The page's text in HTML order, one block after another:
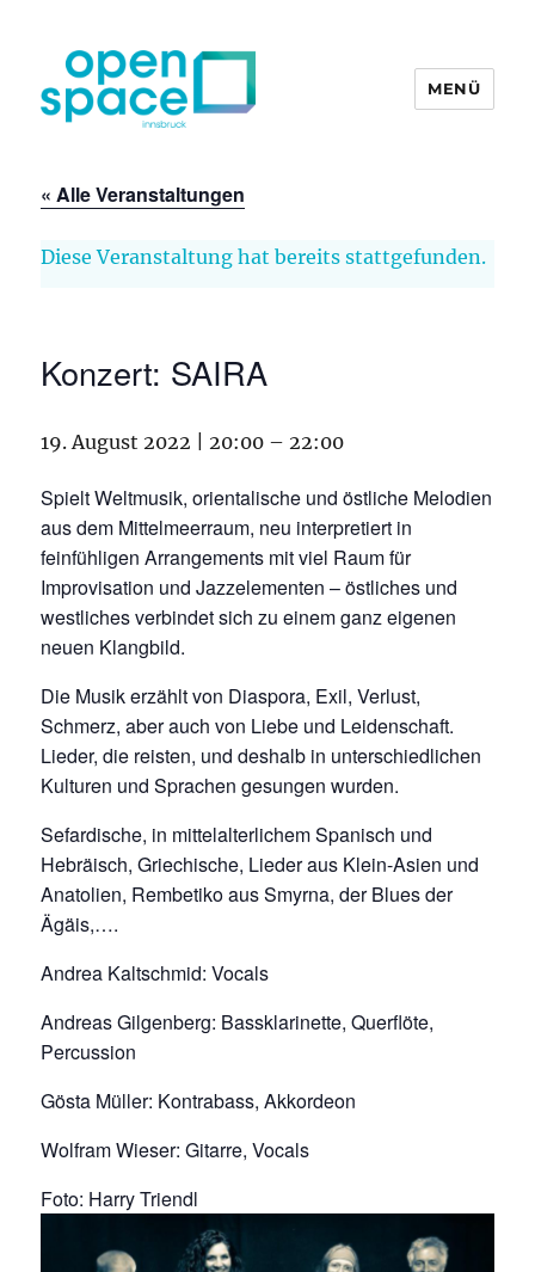
MENÜ
« Alle Veranstaltungen
Diese Veranstaltung hat bereits stattgefunden.
Konzert: SAIRA
19. August 2022 | 20:00 –22:00
Spielt Weltmusik, orientalische und östliche Melodien
aus dem Mittelmeerraum, neu interpretiert in
feinfühligen Arrangements mit viel Raum für
Improvisation und Jazzelementen – östliches und
westliches verbindet sich zu einem ganz eigenen
neuen Klangbild.
Die Musik erzählt von Diaspora, Exil, Verlust,
Schmerz, aber auch von Liebe und Leidenschaft.
Lieder, die reisten, und deshalb in unterschiedlichen
Kulturen und Sprachen gesungen wurden.
Sefardische, in mittelalterlichem Spanisch und
Hebräisch, Griechische, Lieder aus Klein-Asien und
Anatolien, Rembetiko aus Smyrna, der Blues der
Ägäis,….
Andrea Kaltschmid: Vocals
Andreas Gilgenberg: Bassklarinette, Querflöte,
Percussion
Gösta Müller: Kontrabass, Akkordeon
Wolfram Wieser: Gitarre, Vocals
Foto: Harry Triendl